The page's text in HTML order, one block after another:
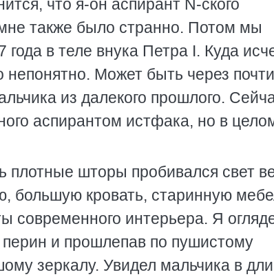
что я-он аспирант N-ского
также было странно. Потом мы
в теле внука Петра I. Куда
Может быть через
из далекого прошлого.
аспирантом истфака, но в
шторы пробивался свет
большую кровать, старинную
современного интерьера. Я
и прошлепав по пушистому
зеркалу. Увидел мальчика в